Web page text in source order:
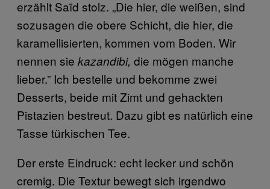
erzählt Saïd stolz. „Die hier, die weißen, sind
sozusagen die obere Schicht, die hier, die
karamellisierten, kommen vom Boden. Wir
nennen sie kazandibi, die mögen manche
lieber.” Ich bestelle und bekomme zwei
Desserts, beide mit Zimt und gehackten
Pistazien bestreut. Dazu gibt es natürlich eine
Tasse türkischen Tee.
Der erste Eindruck: echt lecker und schön
cremig. Die Textur bewegt sich irgendwo